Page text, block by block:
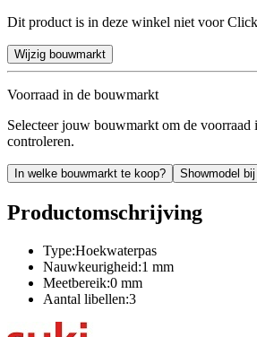
Dit product is in deze winkel niet voor
Wijzig bouwmarkt
Voorraad in de bouwmarkt
Selecteer jouw bouwmarkt om de voorraad
controleren.
In welke bouwmarkt te koop? Showmodel
Productomschrijving
Type:Hoekwaterpas
Nauwkeurigheid:1 mm
Meetbereik:0 mm
Aantal libellen:3